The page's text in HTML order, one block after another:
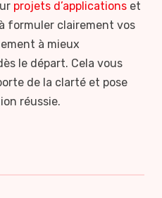
projets d’applications et
formuler clairement vos
à mieux
le départ. Cela vous
de la clarté et pose
réussie.